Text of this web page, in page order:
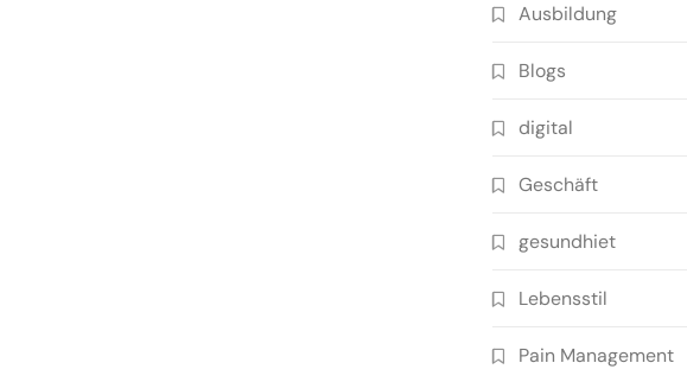
Ausbildung
Blogs
digital
Geschäft
gesundhiet
Lebensstil
Pain Management